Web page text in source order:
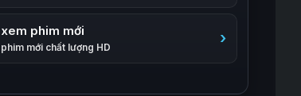
xem phim mới
phim mới chất lượng HD